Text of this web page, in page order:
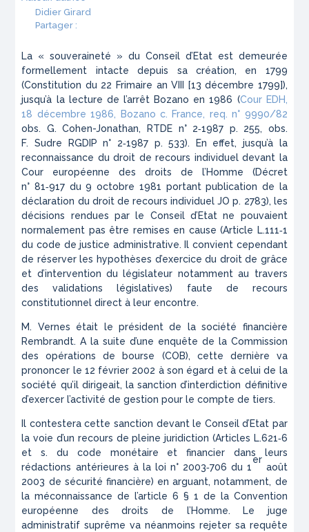
Didier Girard
Partager :
La « souveraineté » du Conseil d’Etat est demeurée
formellement intacte depuis sa création, en 1799
(Constitution du 22 Frimaire an VIII [13 décembre 1799]),
jusqu’à la lecture de l’arrêt Bozano en 1986 (Cour EDH,
18 décembre 1986,
Bozano c. France , req. n° 9990/82
obs. G. Cohen-Jonathan,
RTDEn° 2‑1987 p. 255, obs.
F. Sudre
RGDIP n° 2‑1987 p. 533). En effet, jusqu’à la
reconnaissance du droit de recours individuel devant la
Cour européenne des droits de l’Homme (Décret
n° 81‑917 du 9 octobre 1981 portant publication de la
déclaration du droit de recours individuelJO p. 2783), les
décisions rendues par le Conseil d’Etat ne pouvaient
normalement pas être remises en cause (Article L.111‑1
du code de justice administrative. Il convient cependant
de réserver les hypothèses d’exercice du droit de grâce
et d’intervention du législateur notamment au travers
des validations législatives) faute de recours
constitutionnel direct à leur encontre.
M. Vernes était le président de la société financière
Rembrandt. A la suite d’une enquête de la Commission
des opérations de bourse (COB), cette dernière va
prononcer le 12 février 2002 à son égard et à celui de la
société qu’il dirigeait, la sanction d’interdiction définitive
d’exercer l’activité de gestion pour le compte de tiers.
Il contestera cette sanction devant le Conseil d’Etat par
la voie d’un recours de pleine juridiction (Articles L.621‑6
et s. du code monétaire et financier dans leurs
rédactions antérieures à la loi n° 2003‑706 du 1
er
août
2003 de sécurité financière) en arguant, notamment, de
la méconnaissance de l’article 6 § 1 de la Convention
européenne des droits de l’Homme. Le juge
administratif suprême va néanmoins rejeter sa requête